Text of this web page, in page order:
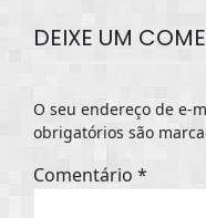
DEIXE UM
O seu endereço de e-
obrigatórios são
Comentário *